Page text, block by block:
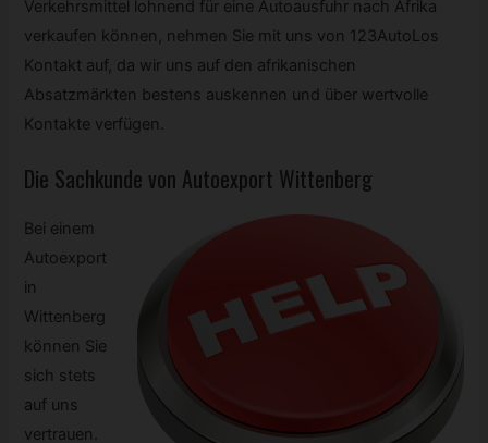
Verkehrsmittel lohnend für eine Autoausfuhr nach Afrika
verkaufen können, nehmen Sie mit uns von 123AutoLos
Kontakt auf, da wir uns auf den afrikanischen
Absatzmärkten bestens auskennen und über wertvolle
Kontakte verfügen.
Die Sachkunde von Autoexport Wittenberg
Bei einem
Autoexport
in
Wittenberg
können Sie
sich stets
auf uns
vertrauen.